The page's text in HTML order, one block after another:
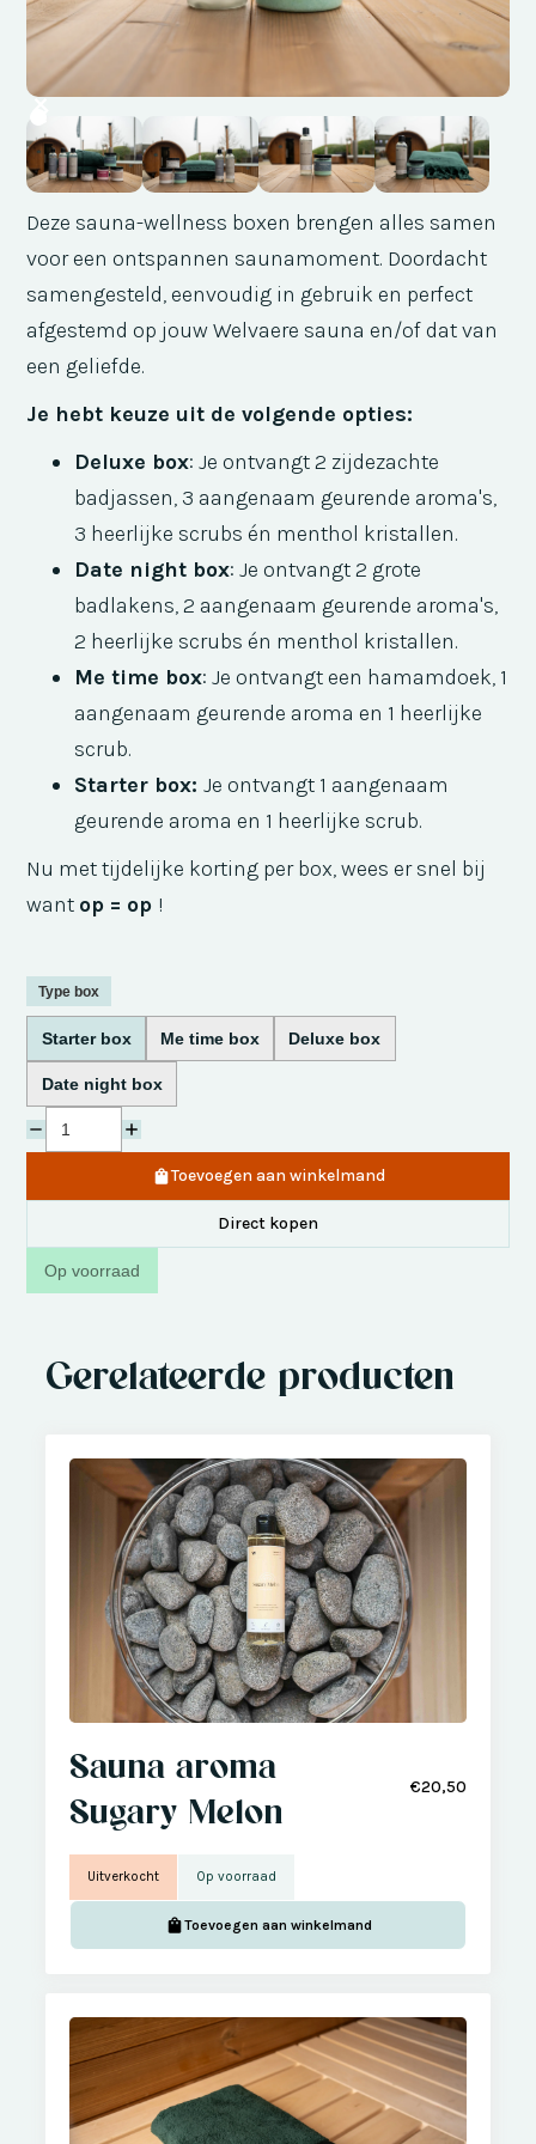
Deze sauna-wellness boxen brengen alles samen
voor een ontspannen saunamoment. Doordacht
samengesteld, eenvoudig in gebruik en perfect
afgestemd op jouw Welvaere sauna en/of dat van
een geliefde.
Je hebt keuze uit de volgende opties:
Deluxe box: Je ontvangt 2 zijdezachte
badjassen, 3 aangenaam geurende aroma's,
3 heerlijke scrubsén menthol kristallen.
Date night box: Je ontvangt 2 grote
badlakens, 2 aangenaam geurende aroma's,
2 heerlijke scrubs én menthol kristallen.
Me time box: Je ontvangt een hamamdoek, 1
aangenaam geurende aroma en 1 heerlijke
scrub.
Starter box:Je ontvangt 1 aangenaam
geurende aroma en 1 heerlijke scrub.
Nu met tijdelijke korting per box, wees er snel bij
want op = op !
Type box
Starter box Me time box Deluxe box
Date night box
Toevoegen aan winkelmand
Direct kopen
Op voorraad
Gerelateerde producten
Sauna aroma
Sugary Melon
€20,50
Uitverkocht Op voorraad
Toevoegen aan winkelmand